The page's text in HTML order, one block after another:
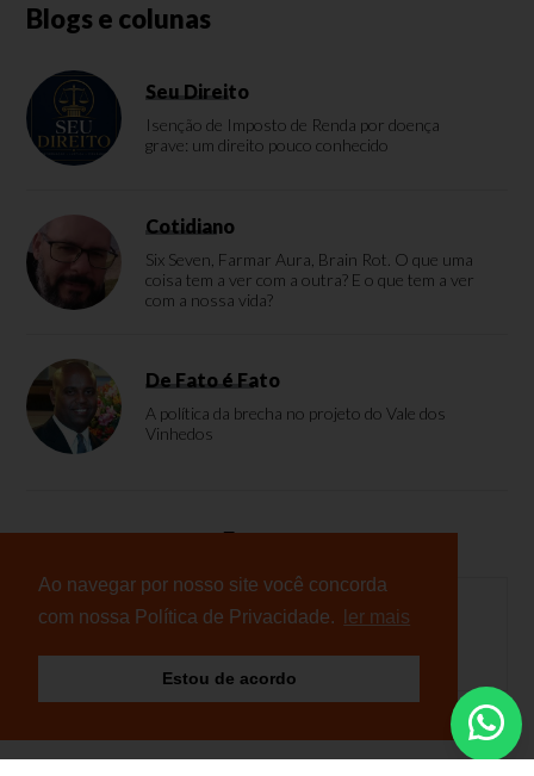
Ao navegar por nosso site você concorda
com nossa Política de Privacidade.
ler mais
Estou de acordo
Blogs e colunas
Seu Direito
Isenção de Imposto de Renda por doença
grave: um direito pouco conhecido
Cotidiano
Six Seven, Farmar Aura, Brain Rot. O que uma
coisa tem a ver com a outra? E o que tem a ver
com a nossa vida?
De Fato é Fato
A política da brecha no projeto do Vale dos
Vinhedos
Enquete